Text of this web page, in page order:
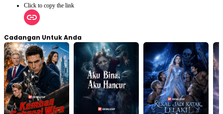
Click to copy the link
Cadangan Untuk Anda